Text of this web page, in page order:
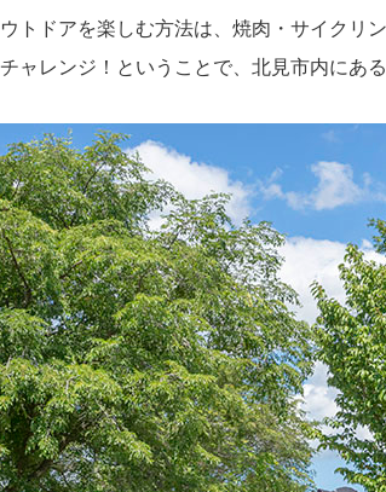
トドアを楽しむ方法は、焼肉・サイクリ
ャレンジ！ということで、北見市内にあ